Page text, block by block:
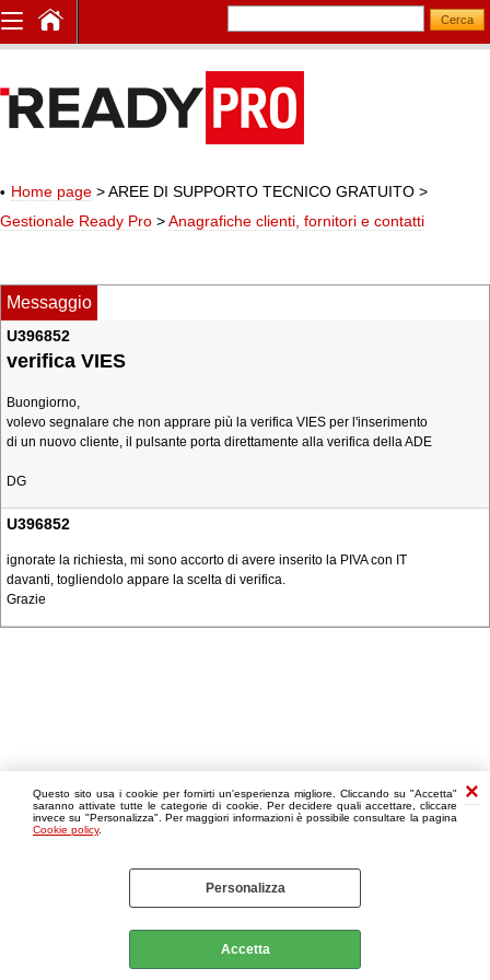
Questo sito usa i cookie per fornirti un'esperienza migliore. Cliccando su "Accetta"
saranno attivate tutte le categorie di cookie. Per decidere quali accettare, cliccare
invece su "Personalizza". Per maggiori informazioni è possibile consultare la pagina
Cookie policy.
Personalizza
Accetta
Home page > AREE DI SUPPORTO TECNICO GRATUITO >
Gestionale Ready Pro >Anagrafiche clienti, fornitori e contatti
Messaggio
U396852
verifica VIES
Buongiorno,
volevo segnalare che non apprare più la verifica VIES per l'inserimento
di un nuovo cliente, il pulsante porta direttamente alla verifica della ADE
DG
U396852
ignorate la richiesta, mi sono accorto di avere inserito la PIVA con IT
davanti, togliendolo appare la scelta di verifica.
Grazie